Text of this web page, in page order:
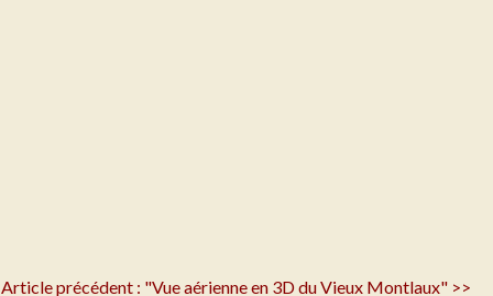
Article précédent : "Vue aérienne en 3D du Vieux Montlaux" >>